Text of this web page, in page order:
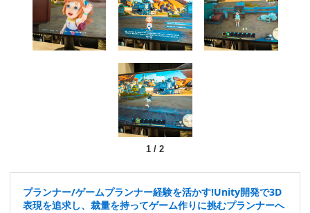
1/ 2
プランナー/ゲームプランナー経験を活かす!Unity開発で3D
表現を追求し、裁量を持ってゲーム作りに挑むプランナーへ